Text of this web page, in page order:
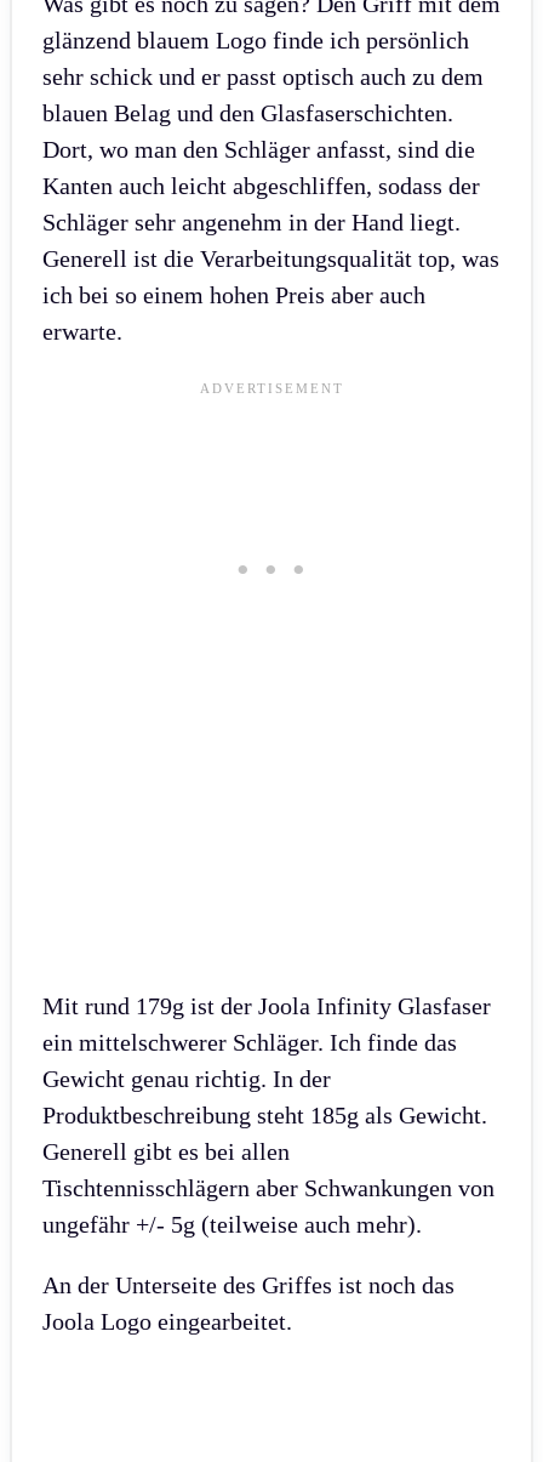
glänzend blauem Logo finde ich persönlich
sehr schick und er passt optisch auch zu dem
blauen Belag und den Glasfaserschichten.
Dort, wo man den Schläger anfasst, sind die
Kanten auch leicht abgeschliffen, sodass der
Schläger sehr angenehm in der Hand liegt.
Generell ist die Verarbeitungsqualität top, was
ich bei so einem hohen Preis aber auch
erwarte.
Mit rund 179g ist der Joola Infinity Glasfaser
ein mittelschwerer Schläger. Ich finde das
Gewicht genau richtig. In der
Produktbeschreibung steht 185g als Gewicht.
Generell gibt es bei allen
Tischtennisschlägern aber Schwankungen von
ungefähr +/- 5g (teilweise auch mehr).
An der Unterseite des Griffes ist noch das
Joola Logo eingearbeitet.